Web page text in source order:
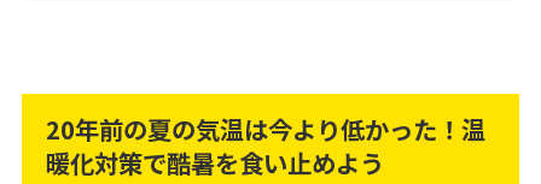
20年前の夏の気温は今より低かった！温
暖化対策で酷暑を食い止めよう